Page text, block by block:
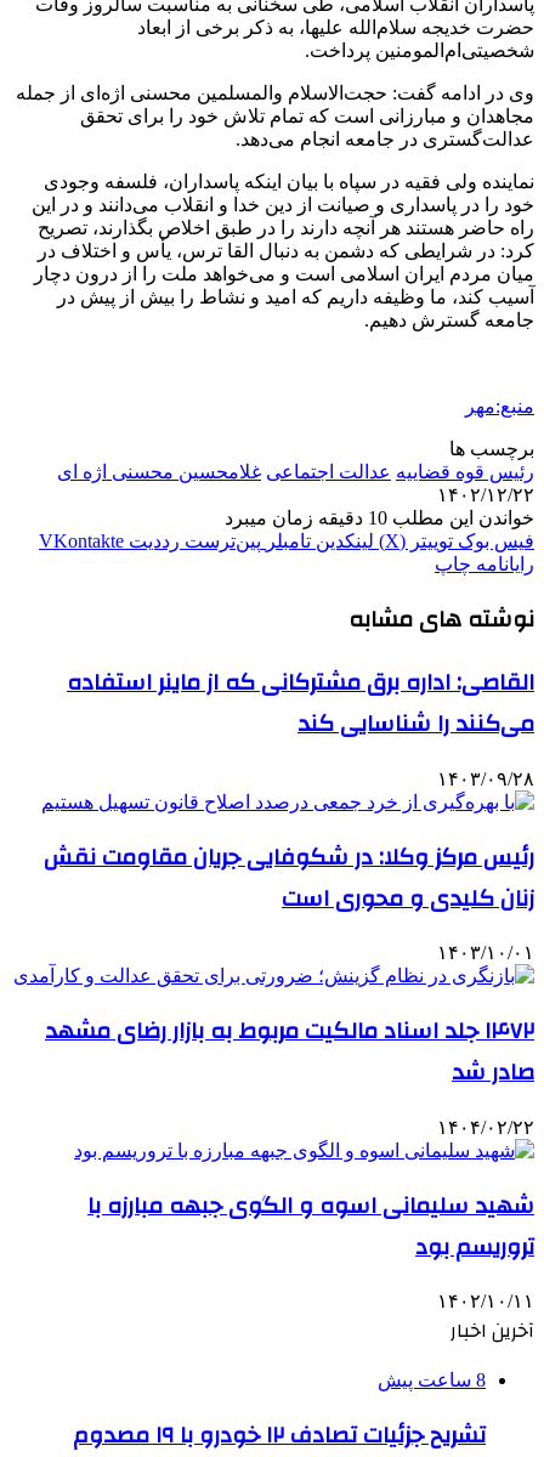
حضرت خدیجه سلام‌الله علیها، به ذکر برخی از ابعاد
شخصیتی‌ام‌المومنین پرداخت.
وی در ادامه گفت: حجت‌الاسلام والمسلمین محسنی اژه‌ای از جمله
مجاهدان و مبارزانی است که تمام تلاش خود را برای تحقق
عدالت‌گستری در جامعه انجام می‌دهد.
نماینده ولی فقیه در سپاه با بیان اینکه پاسداران، فلسفه وجودی
خود را در پاسداری و صیانت از دین خدا و انقلاب می‌دانند و در این
راه حاضر هستند هر آنچه دارند را در طبق اخلاص بگذارند، تصریح
کرد: در شرایطی که دشمن به دنبال القا ترس، یأس و اختلاف در
میان مردم ایران اسلامی است و می‌خواهد ملت را از درون دچار
آسیب کند، ما وظیفه داریم که امید و نشاط را بیش از پیش در
جامعه گسترش دهیم.
منبع:مهر
برچسب ها
رئیس قوه قضاییه عدالت اجتماعی غلامحسین محسنی اژه ای
۱۴۰۲/۱۲/۲۲
خواندن این مطلب 10 دقیقه زمان میبرد
فیس بوک توییتر (X) لینکدین ‫تامبلر ‫پین‌ترست ‫رددیت ‫VKontakte
رایانامه چاپ
نوشته های مشابه
القاصی: اداره برق مشترکانی که از ماینر استفاده
می‌کنند را شناسایی کند
۱۴۰۳/۰۹/۲۸
رئیس مرکز وکلا: در شکوفایی جریان مقاومت نقش
زنان کلیدی و محوری است
۱۴۰۳/۱۰/۰۱
۱۴۷۲ جلد اسناد مالکیت مربوط به بازار رضای مشهد
صادر شد
۱۴۰۴/۰۲/۲۲
شهید سلیمانی اسوه و الگوی جبهه مبارزه با
تروریسم بود
۱۴۰۲/۱۰/۱۱
آخرین اخبار
8 ساعت پیش
تشریح جزئیات تصادف ۱۲ خودرو با ۱۹ مصدوم